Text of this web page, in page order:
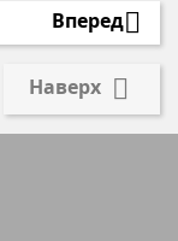
Вперед
Наверх 